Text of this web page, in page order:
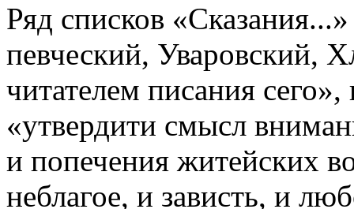
Ряд списков
певческий, Уваровский,
читателем писания
«утвердити смысл
и попечения житейских
неблагое, и зависть, и